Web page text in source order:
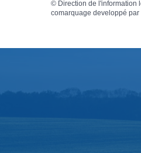
© Direction de l'information
comarquage developpé par